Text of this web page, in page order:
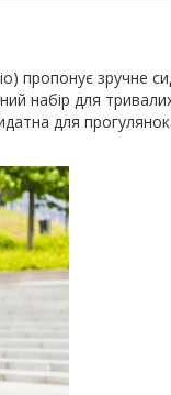
пропонує зручне
набір для
для прогулянок